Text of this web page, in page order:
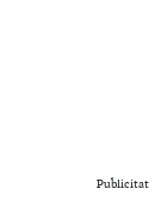
Publicitat